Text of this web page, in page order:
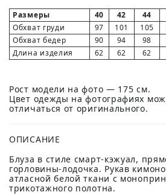
Размеры 40 42 44
Обхват груди
97 101 105
Обхват бедер
90 94 98
Длина изделия
62 62 62
Рост модели на фото — 175 см.
Цвет одежды на фотографиях
отличаться от оригинального.
ОПИСАНИЕ
Блуза в стиле смарт-кэжуал,
горловины-лодочка. Рукав
атласной белой ткани с
трикотажного полотна.